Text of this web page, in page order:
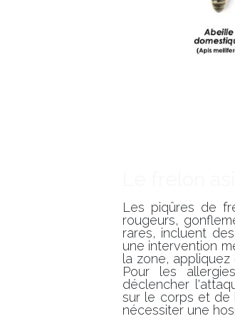
Les piqûres de
rougeurs,
rares, incluent
une intervention
la zone,
Pour les
déclencher
sur le corps et de
nécessiter une